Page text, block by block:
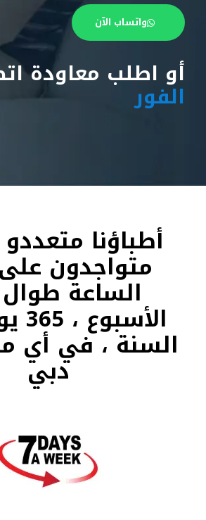
واتساب الآن
أو اطلب معاودة
الفور
أطباؤنا
متواجدون
الساعة طوال
السنة ، في أي
دبي